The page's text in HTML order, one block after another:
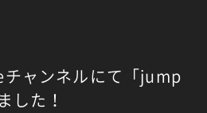
ャンネルにて「jump
した！